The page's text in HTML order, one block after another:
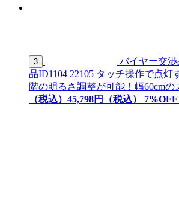
3 バイヤー交渉
品ID1104 22105 タッチ操作で点灯
階の明るさ調整が可能！幅60cmの
（税込） 45,798円（税込） 7%OFF